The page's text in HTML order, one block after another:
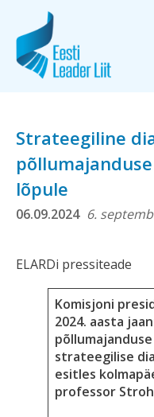
Strateegiline
lõpule
06.09.2024 6.
ELARDi pressiteade
Komisjoni
2024. aasta
strateegilise
esitles
professor